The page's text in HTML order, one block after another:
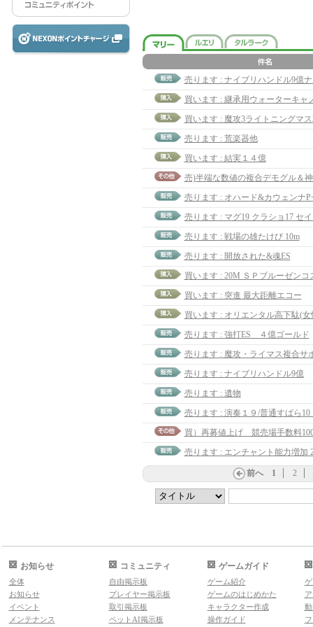
売ります : ナイブリハンドル9億
売ります : 荒楽器他
買います : 結実１４億
売ります : マグ19 クラショ17 セ
売ります : 戦場の雄たけび 10m
売ります : 開放された&魂ES
買います : 突進 最大距離エコー
買います : オリエンタル高下駄(女
売ります : 強打ES ４億ゴールド
売ります : 魔攻・ライマス複合サ
売ります : ナイブリハンドル9億
売ります : 遺物
売ります : 演奏１９/普通すばら
売ります : エンチャント能力増加
前へ 1 2
お知らせ
全体
お知らせ
イベント
メンテナンス
コミュニティ
自由掲示板
プレイヤー掲示板
取引掲示板
ペットAI掲示板
ゲームガイド
ゲーム紹介
ゲームのはじめかた
キャラクター作成
操作ガイド